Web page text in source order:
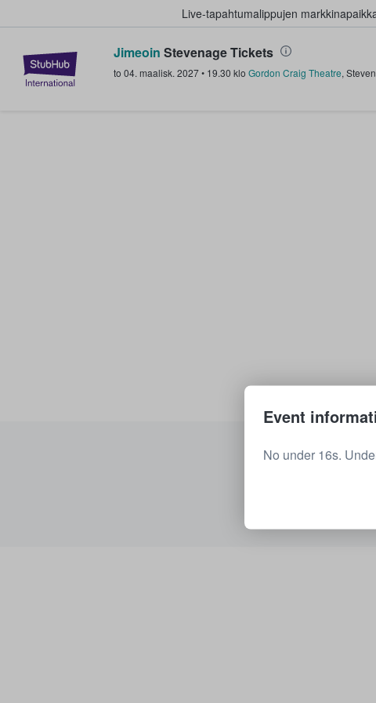
Live-tapahtumalippujen
StubHub - missä fanit ostavat ja
Jimeoin Stevenage Tickets
to 04. maalisk. 2027• 19.30 klo Gordon Craig Theatre,
Event
No under 16s.